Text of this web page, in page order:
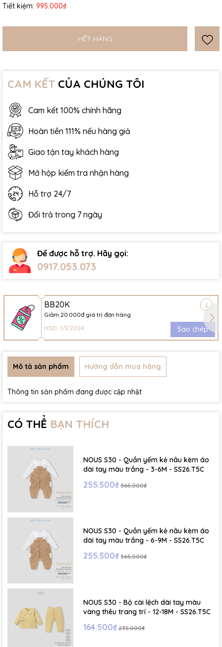
Tiết kiệm: 995.000₫
HẾT HÀNG
CAM KẾT CỦA CHÚNG TÔI
Cam kết 100% chính hãng
Hoàn tiền 111% nếu hàng giả
Giao tận tay khách hàng
Mở hộp kiểm tra nhận hàng
Hỗ trợ 24/7
Đổi trả trong 7 ngày
Để được hỗ trợ. Hãy gọi:
0917.053.073
BB20K
Giảm 20.000đ giá trị đơn hàng
HSD: 1/1/2024
Sao chép
Mô tả sản phẩm Hướng dẫn mua hàng
Thông tin sản phẩm đang được cập nhật
CÓ THỂ BẠN THÍCH
NOUS S30 - Quần yếm kẻ nâu kèm áo
dài tay màu trắng - 3-6M - SS26.T5C
255.500₫ 365.000₫
NOUS S30 - Quần yếm kẻ nâu kèm áo
dài tay màu trắng - 6-9M - SS26.T5C
255.500₫ 365.000₫
NOUS S30 - Bộ cài lệch dài tay màu
vàng thêu trang trí - 12-18M - SS26.T5C
164.500₫ 235.000₫